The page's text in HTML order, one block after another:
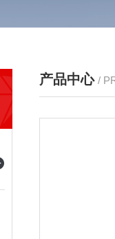
产品中心 /